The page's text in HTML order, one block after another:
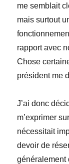
me semblait
mais surtout
rapport avec
Chose
président me
J’ai donc
m’exprimer
nécessitait
devoir de
généralement